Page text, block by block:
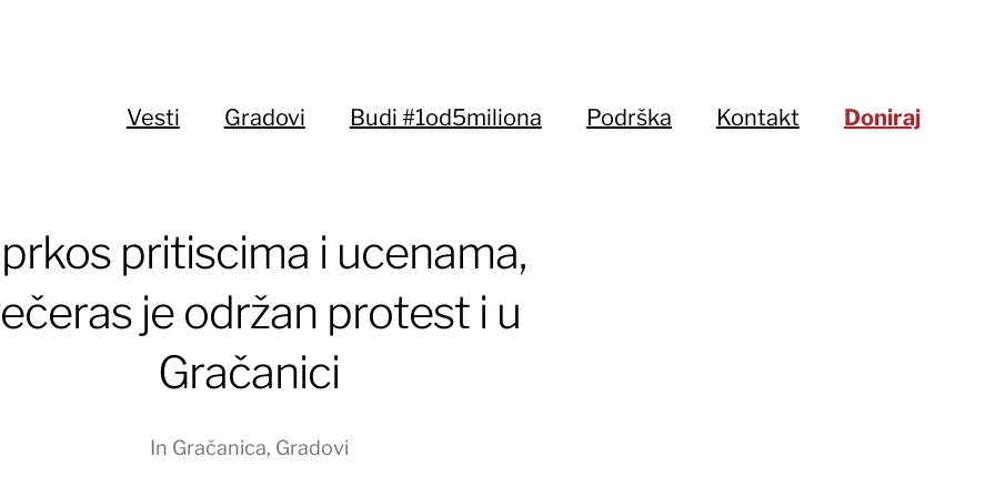
Vesti Gradovi Budi #1od5miliona Podrška Kontakt Doniraj
pritiscima i ucenama,
je održan protest i u
Gračanici
In Gračanica, Gradovi